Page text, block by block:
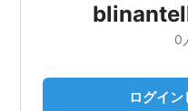
0
ログイ